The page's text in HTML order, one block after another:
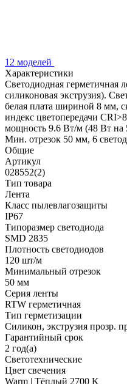
12 моделей
Характеристики
Светодиодная герметичная
силиконовая экструзия).
белая плата шириной 8
индекс цветопередачи
мощность 9.6 Вт/м (48 Вт
Мин. отрезок 50 мм, 6
Общие
Артикул
028552(2)
Тип товара
Лента
Класс пылевлагозащиты
IP67
Типоразмер светодиода
SMD 2835
Плотность светодиодов
120 шт/м
Минимальный отрезок
50 мм
Серия ленты
RTW герметичная
Тип герметизации
Силикон, экструзия прозр.
Гарантийный срок
2 год(а)
Светотехнические
Цвет свечения
Warm | Тёплый 2700 K